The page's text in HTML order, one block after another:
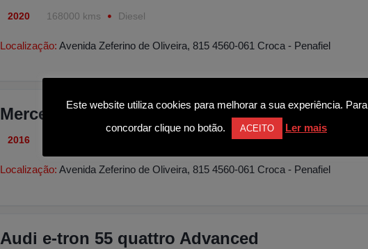
2020 168000 kms Diesel
Localização: Avenida Zeferino de Oliveira, 815 4560-061 Croca - Penafiel
Mercedes-Benz C 43 AMG 4-Matic
2016
Localização: Avenida Zeferino de Oliveira, 815 4560-061 Croca - Penafiel
Audi e-tron 55 quattro Advanced
Este website utiliza cookies para melhorar a sua experiência. Para
concordar clique no botão.
ACEITO Ler mais